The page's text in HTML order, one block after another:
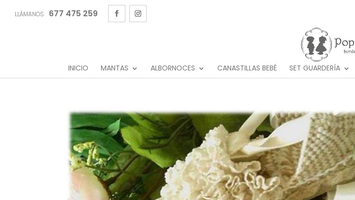
LLÁMANOS: 677 475 259
INICIO MANTAS ALBORNOCES CANASTILLAS BEBÉ SET GUARDERÍA